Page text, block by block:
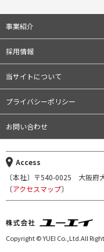
事業紹介
採用情報
当サイトについて
プライバシーポリシー
お問い合わせ
Access
〔本社〕〒540-0025 大阪府
〔アクセスマップ〕
Copyright © YUEI Co.,Ltd.All